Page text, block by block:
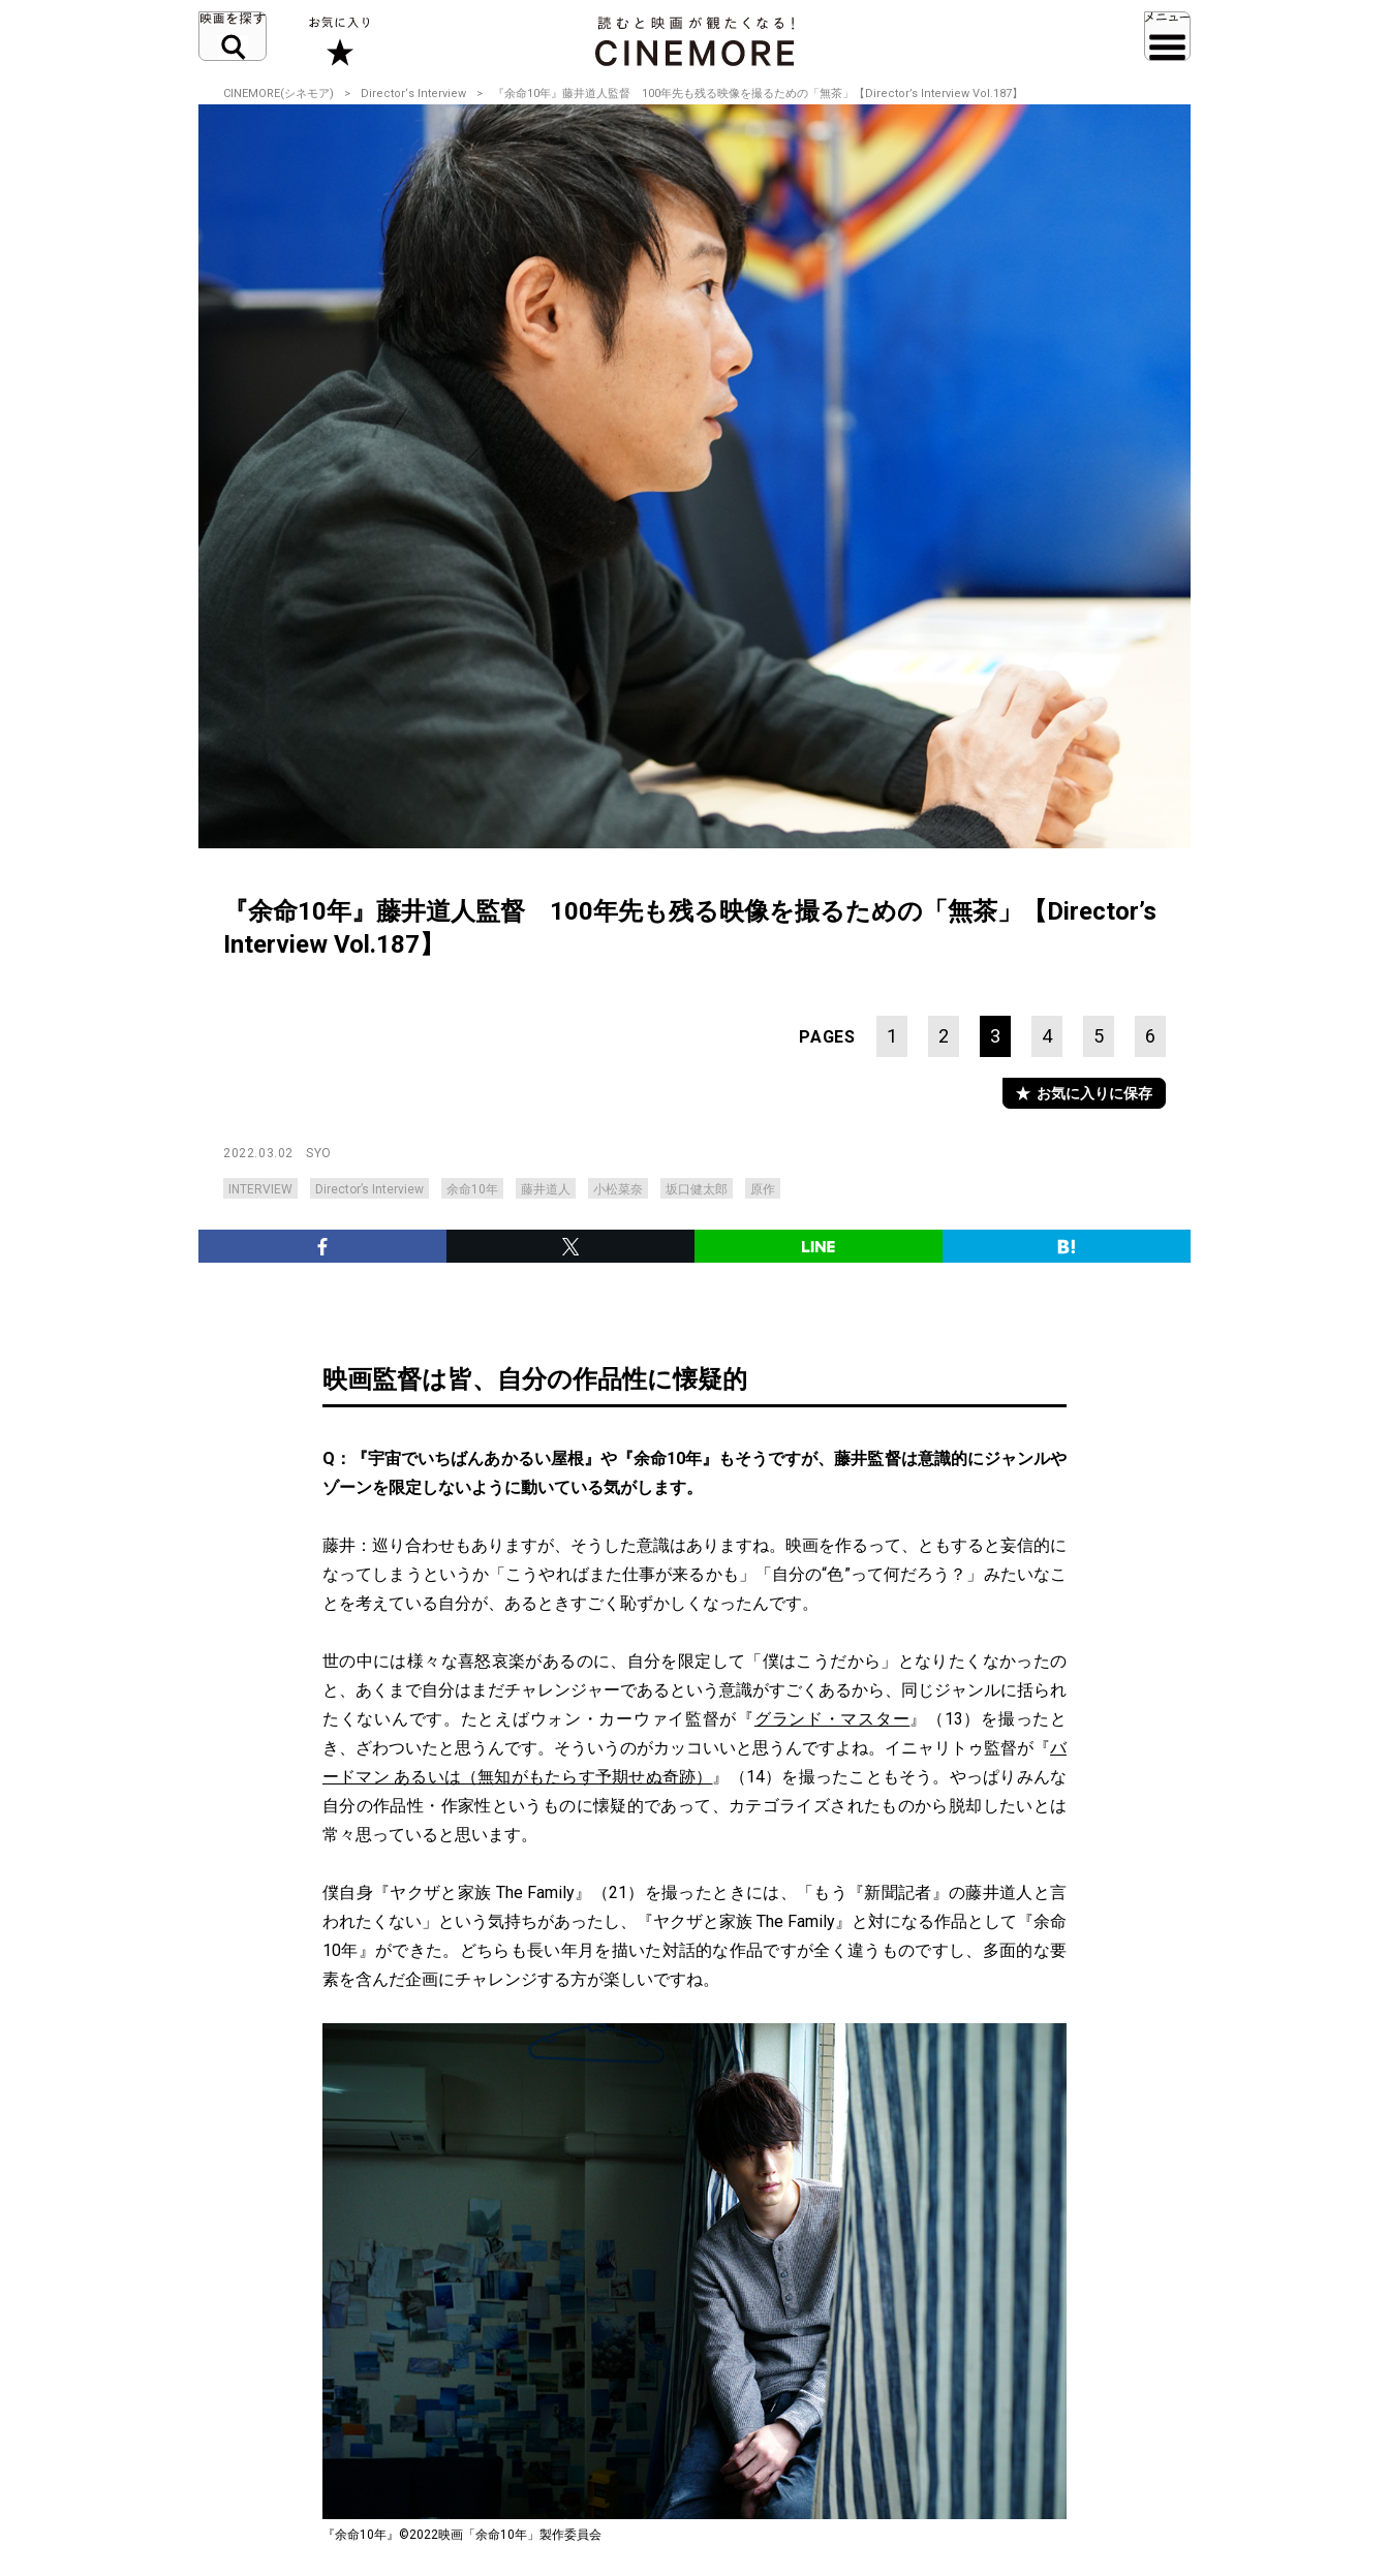
CINEMORE(シネモア) Director‘s Interview 『余命10年』藤井道人監督 100年先も残る映像を撮るための「無茶」【Director’s Interview Vol.187】
『余命10年』藤井道人監督 100年先も残る映像を撮るための「無茶」【Director’s
Interview Vol.187】
PAGES 1 2 3 4 5 6
お気に入りに保存
2022.03.02 SYO
INTERVIEW Director’s Interview 余命10年 藤井道人 小松菜奈 坂口健太郎 原作
映画監督は皆、自分の作品性に懐疑的
Q：『宇宙でいちばんあかるい屋根』や『余命10年』もそうですが、藤井監督は意識的にジャンルや
ゾーンを限定しないように動いている気がします。
藤井：巡り合わせもありますが、そうした意識はありますね。映画を作るって、ともすると妄信的に
なってしまうというか「こうやればまた仕事が来るかも」「自分の“色”って何だろう？」みたいなこ
とを考えている自分が、あるときすごく恥ずかしくなったんです。
世の中には様々な喜怒哀楽があるのに、自分を限定して「僕はこうだから」となりたくなかったの
と、あくまで自分はまだチャレンジャーであるという意識がすごくあるから、同じジャンルに括られ
たくないんです。たとえばウォン・カーウァイ監督が『グランド・マスター』（13）を撮ったと
き、ざわついたと思うんです。そういうのがカッコいいと思うんですよね。イニャリトゥ監督が『バ
ードマン あるいは（無知がもたらす予期せぬ奇跡） 』（14）を撮ったこともそう。やっぱりみんな
自分の作品性・作家性というものに懐疑的であって、カテゴライズされたものから脱却したいとは
常々思っていると思います。
僕自身『ヤクザと家族 The Family』（21）を撮ったときには、「もう『新聞記者』の藤井道人と言
われたくない」という気持ちがあったし、『ヤクザと家族 The Family』と対になる作品として『余命
10年』ができた。どちらも長い年月を描いた対話的な作品ですが全く違うものですし、多面的な要
素を含んだ企画にチャレンジする方が楽しいですね。
『余命10年』©2022映画「余命10年」製作委員会